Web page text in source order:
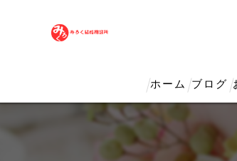
ホーム ブログ